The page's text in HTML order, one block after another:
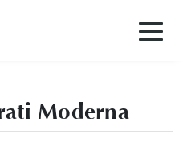
Moderna